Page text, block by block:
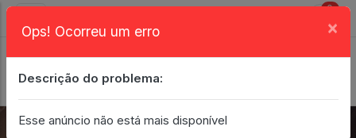
0
Ops! Ocorreu um erro ×
Descrição do problema:
Esse anúncio não está mais disponível